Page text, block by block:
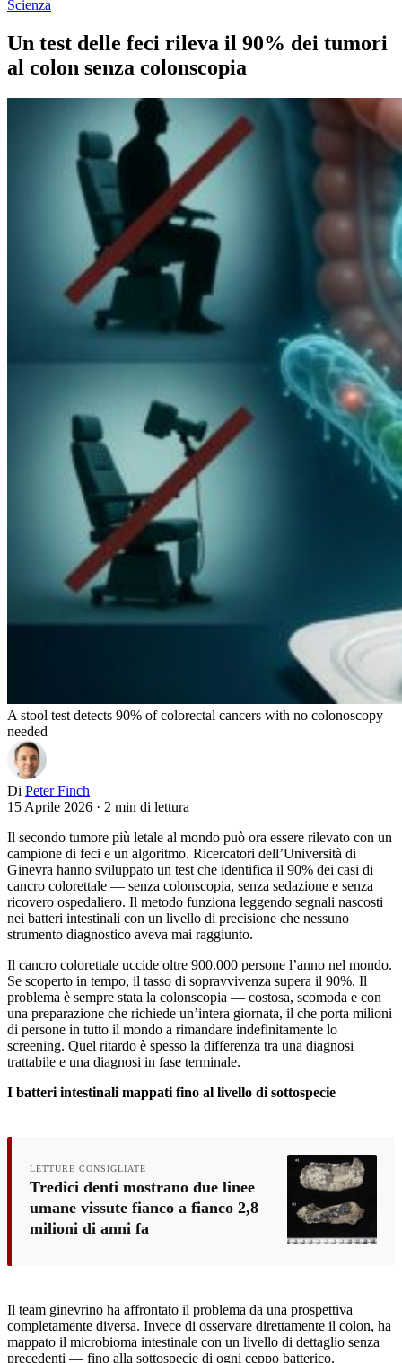
Scienza
Un test delle feci rileva il 90% dei tumori
al colon senza colonscopia
A stool test detects 90% of colorectal cancers with no colonoscopy
needed
Di Peter Finch
15 Aprile 2026 · 2 min di lettura
Il secondo tumore più letale al mondo può ora essere rilevato con un
campione di feci e un algoritmo. Ricercatori dell’Università di
Ginevra hanno sviluppato un test che identifica il 90% dei casi di
cancro colorettale — senza colonscopia, senza sedazione e senza
ricovero ospedaliero. Il metodo funziona leggendo segnali nascosti
nei batteri intestinali con un livello di precisione che nessuno
strumento diagnostico aveva mai raggiunto.
Il cancro colorettale uccide oltre 900.000 persone l’anno nel mondo.
Se scoperto in tempo, il tasso di sopravvivenza supera il 90%. Il
problema è sempre stata la colonscopia — costosa, scomoda e con
una preparazione che richiede un’intera giornata, il che porta milioni
di persone in tutto il mondo a rimandare indefinitamente lo
screening. Quel ritardo è spesso la differenza tra una diagnosi
trattabile e una diagnosi in fase terminale.
I batteri intestinali mappati fino al livello di sottospecie
LETTURE CONSIGLIATE
Tredici denti mostrano due linee
umane vissute fianco a fianco 2,8
milioni di anni fa
Il team ginevrino ha affrontato il problema da una prospettiva
completamente diversa. Invece di osservare direttamente il colon, ha
mappato il microbioma intestinale con un livello di dettaglio senza
precedenti — fino alla sottospecie di ogni ceppo batterico.